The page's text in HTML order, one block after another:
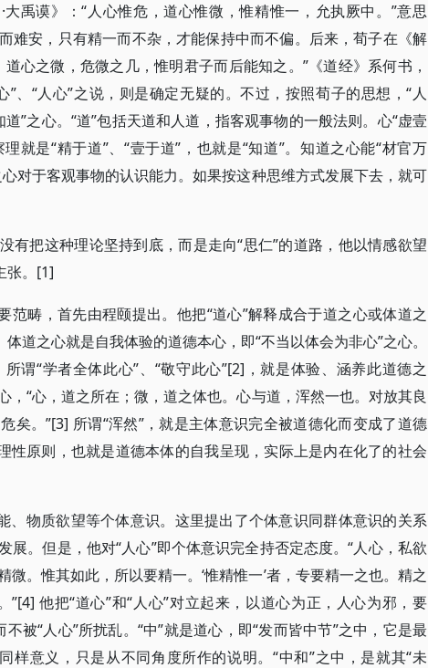
大禹谟》：“人心惟危，道心惟微，惟精惟一，允执厥中。”意思
难安，只有精一而不杂，才能保持中而不偏。后来，荀子在《解
心之微，危微之几，惟明君子而后能知之。”《道经》系何书，
、“人心”之说，则是确定无疑的。不过，按照荀子的思想，“人
”之心。“道”包括天道和人道，指客观事物的一般法则。心“虚壹
就是“精于道”、“壹于道”，也就是“知道”。知道之心能“材官万
对于客观事物的认识能力。如果按这种思维方式发展下去，就可
有把这种理论坚持到底，而是走向“思仁”的道路，他以情感欲望
张。[1]
范畴，首先由程颐提出。他把“道心”解释成合于道之心或体道之
道之心就是自我体验的道德本心，即“不当以体会为非心”之心。
谓“学者全体此心”、“敬守此心”[2]，就是体验、涵养此道德之
，“心，道之所在；微，道之体也。心与道，浑然一也。对放其良
矣。”[3] 所谓“浑然”，就是主体意识完全被道德化而变成了道德
性原则，也就是道德本体的自我呈现，实际上是内在化了的社会
、物质欲望等个体意识。这里提出了个体意识同群体意识的关系
展。但是，他对“人心”即个体意识完全持否定态度。“人心，私欲
。惟其如此，所以要精一。‘惟精惟一’者，专要精一之也。精之
”[4] 他把“道心”和“人心”对立起来，以道心为正，人心为邪，要
被“人心”所扰乱。“中”就是道心，即“发而皆中节”之中，它是最
样意义，只是从不同角度所作的说明。“中和”之中，是就其“未